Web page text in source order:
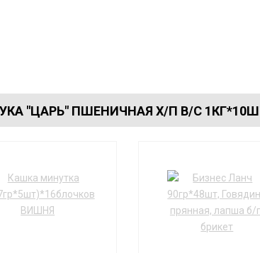
"ЦАРЬ" ПШЕНИЧНАЯ Х/П В/С